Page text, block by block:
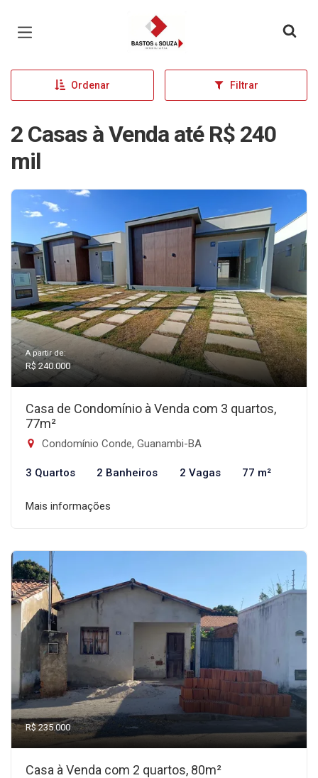
Página inicial
Ordenar Filtrar
2 Casas à Venda até R$ 240
mil
A partir de:
R$ 240.000
Casa de Condomínio à Venda com 3 quartos,
77m²
Condomínio Conde, Guanambi-BA
3 Quartos 2 Banheiros 2 Vagas 77 m²
Mais informações
R$ 235.000
Casa à Venda com 2 quartos, 80m²